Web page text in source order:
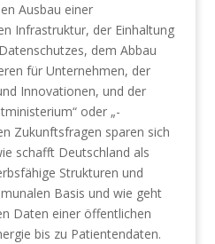
Ausbau einer
Infrastruktur, der Einhaltung
dem Abbau
für Unternehmen, der
Innovationen, und der
oder „-
Zukunftsfragen sparen sich
schafft Deutschland als
Strukturen und
Basis und wie geht
Daten einer öffentlichen
bis zu Patientendaten.